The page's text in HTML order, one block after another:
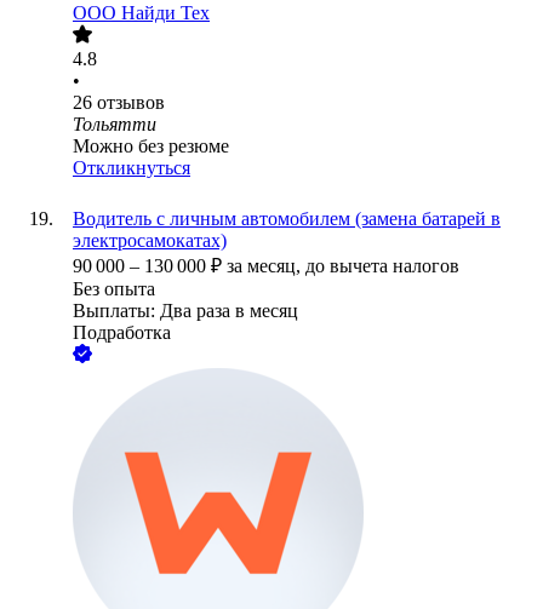
ООО Найди Тех
4.8
•
26 отзывов
Тольятти
Можно без резюме
Откликнуться
Водитель с личным автомобилем (замена батарей в
электросамокатах)
90 000 – 130 000 ₽ за месяц, до вычета налогов
Без опыта
Выплаты: Два раза в месяц
Подработка